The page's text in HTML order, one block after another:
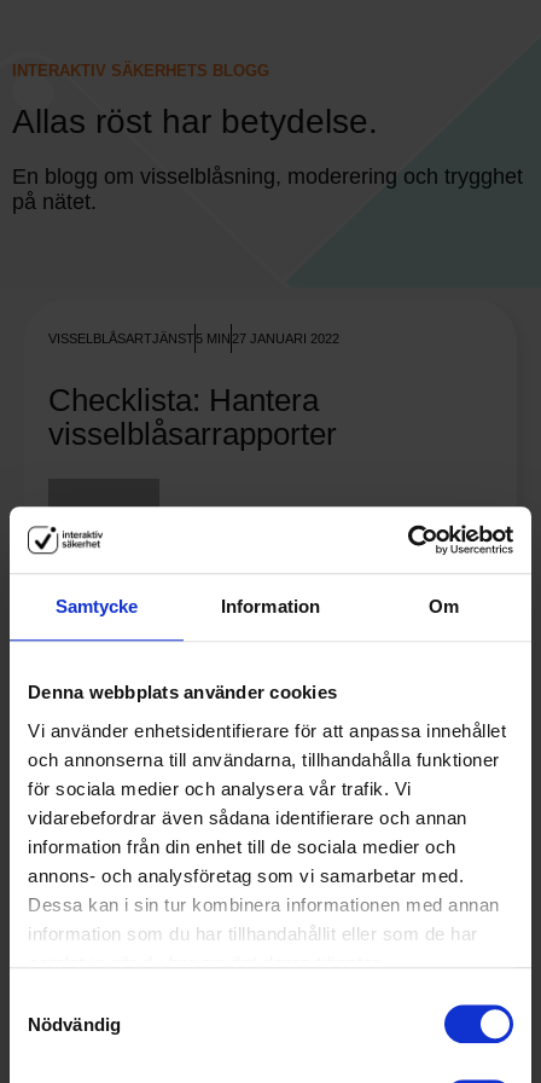
Samtycke Information Om
Denna webbplats använder cookies
Vi använder enhetsidentifierare för att anpassa innehållet
och annonserna till användarna, tillhandahålla funktioner
för sociala medier och analysera vår trafik. Vi
vidarebefordrar även sådana identifierare och annan
information från din enhet till de sociala medier och
annons- och analysföretag som vi samarbetar med.
Dessa kan i sin tur kombinera informationen med annan
information som du har tillhandahållit eller som de har
Nödvändig
INTERAKTIV SÄKERHETS BLOGG
Allas röst har betydelse.
En blogg om visselblåsning, moderering och trygghet
på nätet.
VISSELBLÅSARTJÄNST5 MIN 27 JANUARI 2022
Checklista: Hantera
visselblåsarrapporter
följer en lista med saker som du kan tänka på eller
försöka undvika när du tar emot visselblåsarrapporter.
Se till att:
Företaget eller organisationen har officiella
rapportkanaler (muntliga och skriftliga) som alla
medarbetare känner till och vet hur man använder.
Organisationens visselblåsarpolicy är lätt att hitta.
Säkerställ också att alla medarbetare är bekanta